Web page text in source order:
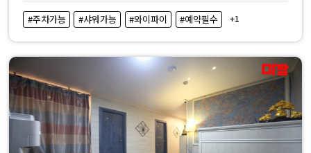
#주차가능 #샤워가능 #와이파이 #예약필수 +1